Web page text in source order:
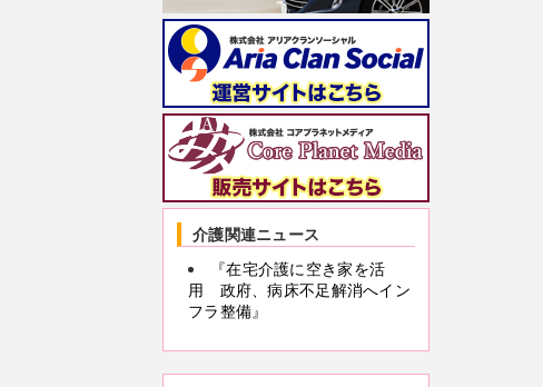
介護関連ニュース
『在宅介護に空き家を活
用 政府、病床不足解消へイン
フラ整備』